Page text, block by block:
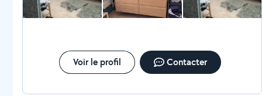
Voir le profil Contacter